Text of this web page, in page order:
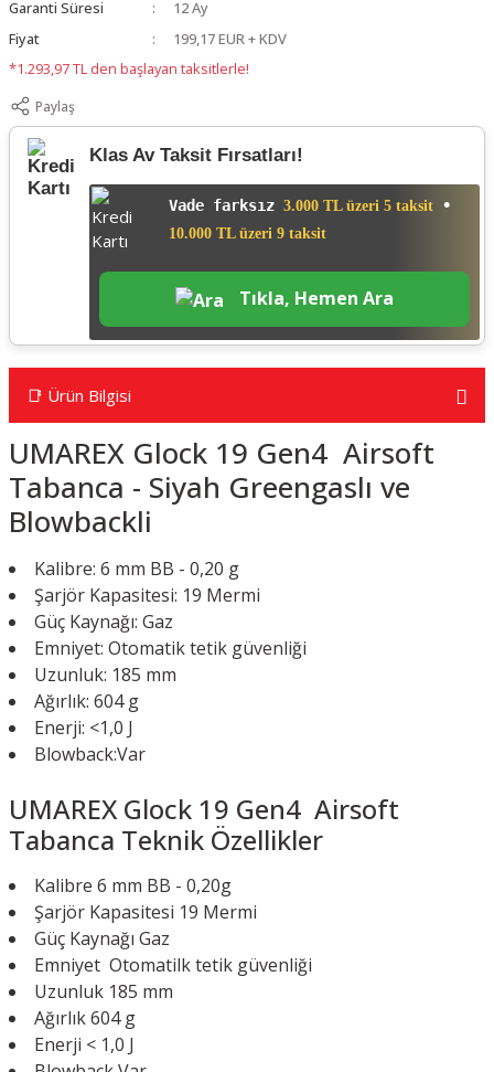
Garanti Süresi
12 Ay
Fiyat
199,17 EUR + KDV
*1.293,97 TL den başlayan taksitlerle!
Paylaş
Klas Av Taksit Fırsatları!
Vade farksız 3.000 TL üzeri 5 taksit •
10.000 TL üzeri 9 taksit
Tıkla, Hemen Ara
📑 Ürün Bilgisi
UMAREX Glock 19 Gen4 Airsoft
Tabanca - Siyah Greengaslı ve
Blowbackli
Kalibre: 6 mm BB - 0,20 g
Şarjör Kapasitesi: 19 Mermi
Güç Kaynağı: Gaz
Emniyet: Otomatik tetik güvenliği
Uzunluk: 185 mm
Ağırlık: 604 g
Enerji: <1,0 J
Blowback:Var
UMAREX Glock 19 Gen4 Airsoft
Tabanca Teknik Özellikler
Kalibre 6 mm BB - 0,20g
Şarjör Kapasitesi 19 Mermi
Güç Kaynağı Gaz
Emniyet Otomatilk tetik güvenliği
Uzunluk 185 mm
Ağırlık604 g
Enerji < 1,0 J